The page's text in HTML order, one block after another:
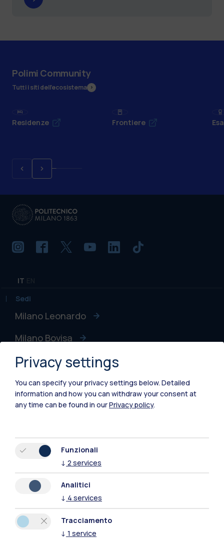
Polimi Community
Tutti i siti dell’ecosistema
Residenze Frontiere
IT
Sedi
Milano Leonardo
Milano Bovisa
Cremona
Lecco
Mantova
Xi'an
Naviga il sito
Contattaci
Privacy settings
You can specify your privacy settings below. Detailed
information and how you can withdraw your consent at
any time can be found in ourPrivacy policy.
Funzionali
↓ 2 services
Analitici
↓ 4 services
Tracciamento
↓ 1 service